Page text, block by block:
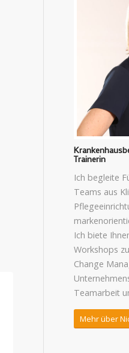
Trainerin
Ich begleite
Teams aus
Ich biete
Workshops
Change
Teamarbeit
Mehr über